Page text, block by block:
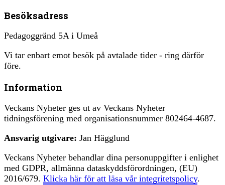
Besöksadress
Pedagoggränd 5A i Umeå
Vi tar enbart emot besök på avtalade tider - ring därför
före.
Information
Veckans Nyheter ges ut av Veckans Nyheter
tidningsförening med organisationsnummer 802464-4687.
Ansvarig utgivare: Jan Hägglund
Veckans Nyheter behandlar dina personuppgifter i enlighet
med GDPR, allmänna dataskyddsförordningen, (EU)
2016/679. Klicka här för att läsa vår integritetspolicy.